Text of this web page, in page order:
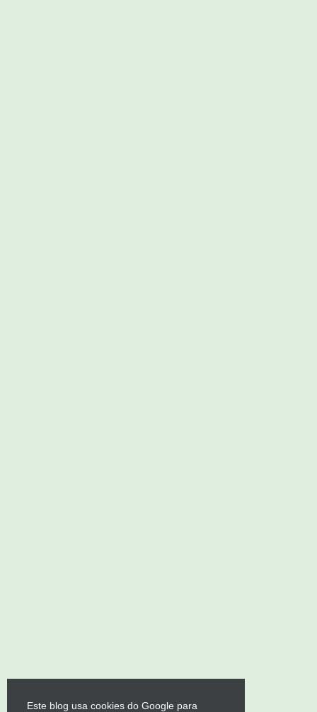
Este blog usa cookies do Google para